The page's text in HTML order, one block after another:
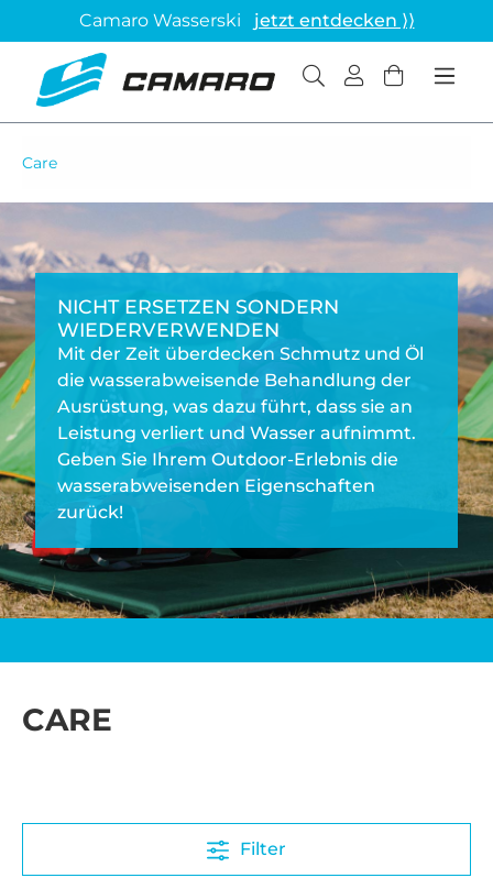
Camaro Wasserski jetzt entdecken ⟩⟩
Care
NICHT ERSETZEN SONDERN
WIEDERVERWENDEN
Mit der Zeit überdecken Schmutz und Öl
die wasserabweisende Behandlung der
Ausrüstung, was dazu führt, dass sie an
Leistung verliert und Wasser aufnimmt.
Geben Sie Ihrem Outdoor-Erlebnis die
wasserabweisenden Eigenschaften
zurück!
CARE
Filter